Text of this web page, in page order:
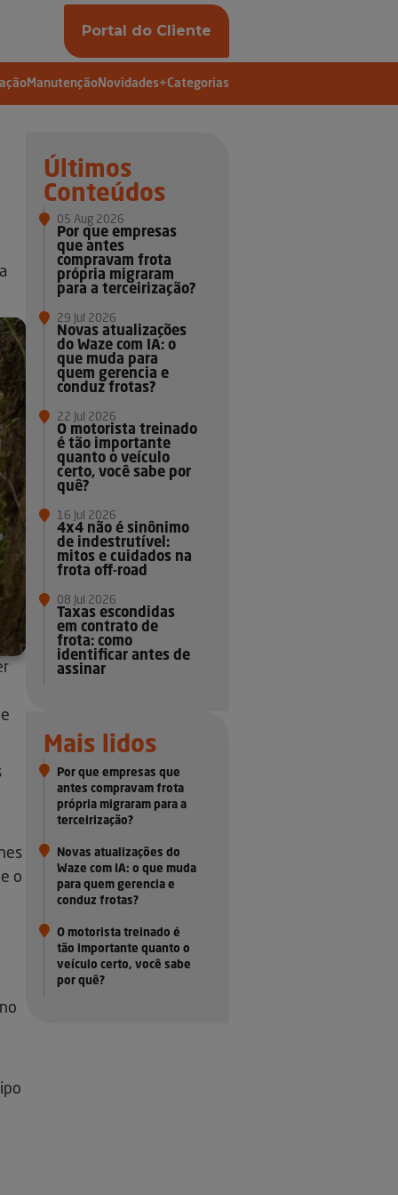
Portal do Cliente
ManutençãoNovidades+Categorias
o
Últimos
Conteúdos
05 Aug 2026
Por que empresas
que antes
compravam frota
própria migraram
para a terceirização?
29 Jul 2026
Novas atualizações
do Waze com IA: o
que muda para
quem gerencia e
conduz frotas?
22 Jul 2026
O motorista treinado
é tão importante
quanto o veículo
certo, você sabe por
quê?
16 Jul 2026
4x4 não é sinônimo
de indestrutível:
mitos e cuidados na
frota off-road
08 Jul 2026
Taxas escondidas
em contrato de
frota: como
identificar antes de
assinar
Mais lidos
Por que empresas que
antes compravam frota
própria migraram para a
terceirização?
Novas atualizações do
Waze com IA: o que muda
para quem gerencia e
conduz frotas?
O motorista treinado é
tão importante quanto o
veículo certo, você sabe
por quê?